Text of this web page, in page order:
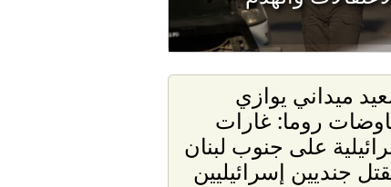
ميداني يوازي
روما: غارات
على جنوب لبنان
جنديين إسرائيليين